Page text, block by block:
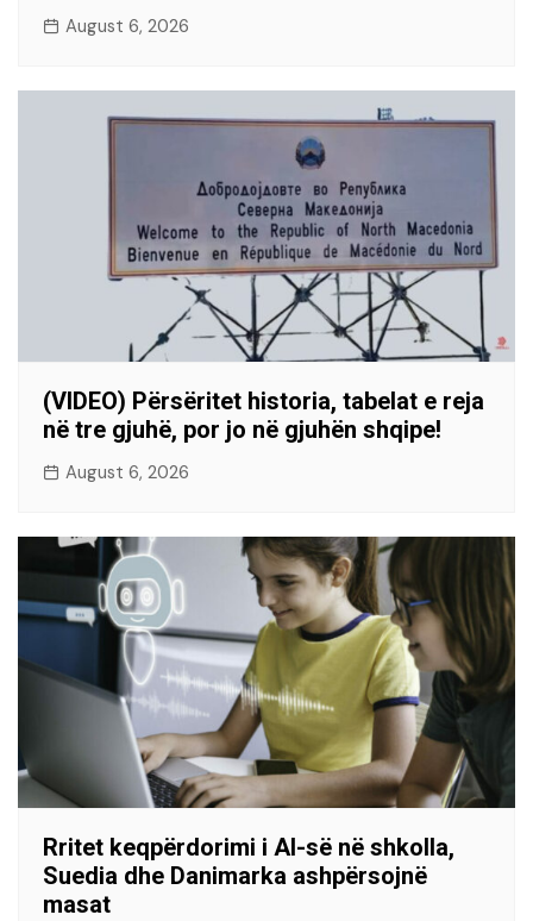
August 6, 2026
(VIDEO) Përsëritet historia, tabelat e reja
në tre gjuhë, por jo në gjuhën shqipe!
August 6, 2026
Rritet keqpërdorimi i AI-së në shkolla,
Suedia dhe Danimarka ashpërsojnë
masat